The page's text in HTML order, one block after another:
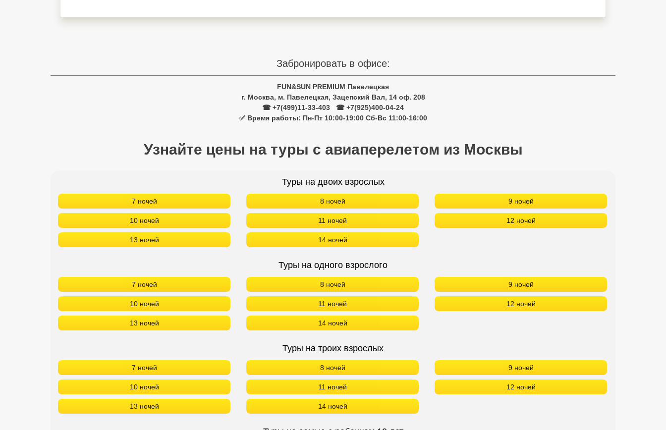
Забронировать в офисе:
FUN&SUN PREMIUM Павелецкая
г. Москва, м. Павелецкая, Зацепский Вал, 14 оф. 208
☎ +7(499)11-33-403
☎ +7(925)400-04-24
✅ Время работы: Пн-Пт 10:00-19:00 Сб-Вс 11:00-16:00
Узнайте цены на туры с авиаперелетом из Москвы
Туры на двоих взрослых
7 ночей 8 ночей 9 ночей
10 ночей 11 ночей 12 ночей
13 ночей 14 ночей
Туры на одного взрослого
7 ночей 8 ночей 9 ночей
10 ночей 11 ночей 12 ночей
13 ночей 14 ночей
Туры на троих взрослых
7 ночей 8 ночей 9 ночей
10 ночей 11 ночей 12 ночей
13 ночей 14 ночей
Сетевые отели Вьетнама
Сетевые отели Сейшел
Сетевые отели Маврикия